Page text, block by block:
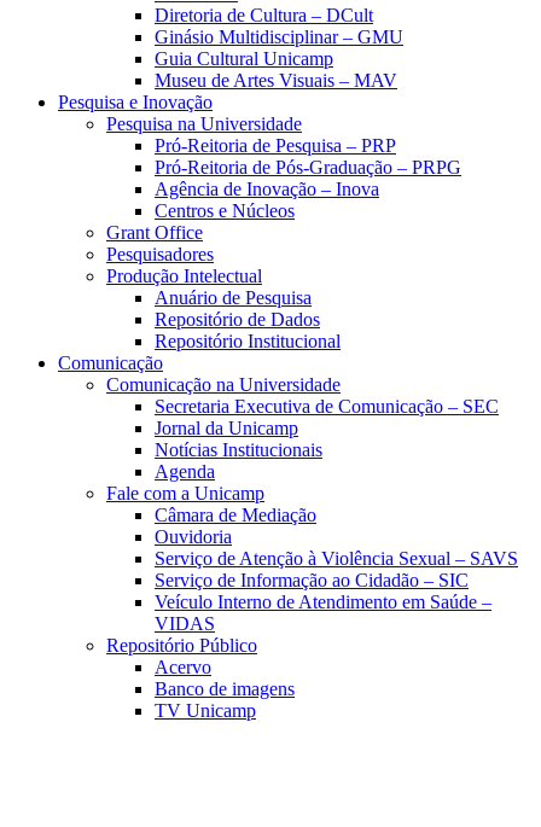
Diretoria de Cultura – DCult
Ginásio Multidisciplinar – GMU
Guia Cultural Unicamp
Museu de Artes Visuais – MAV
Pesquisa e Inovação
Pesquisa na Universidade
Pró-Reitoria de Pesquisa – PRP
Pró-Reitoria de Pós-Graduação – PRPG
Agência de Inovação – Inova
Centros e Núcleos
Grant Office
Pesquisadores
Produção Intelectual
Anuário de Pesquisa
Repositório de Dados
Repositório Institucional
Comunicação
Comunicação na Universidade
Secretaria Executiva de Comunicação – SEC
Jornal da Unicamp
Notícias Institucionais
Agenda
Fale com a Unicamp
Câmara de Mediação
Ouvidoria
Serviço de Atenção à Violência Sexual – SAVS
Serviço de Informação ao Cidadão – SIC
Veículo Interno de Atendimento em Saúde –
VIDAS
Repositório Público
Acervo
Banco de imagens
TV Unicamp